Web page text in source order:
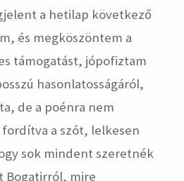
a hetilap következő
és megköszöntem a
támogatást, jópofiztam
hasonlatosságáról,
de a poénra nem
a szót, lelkesen
sok mindent szeretnék
Bogatirról, mire